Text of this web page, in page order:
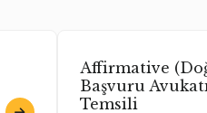
Affirmative
Başvuru
Temsili